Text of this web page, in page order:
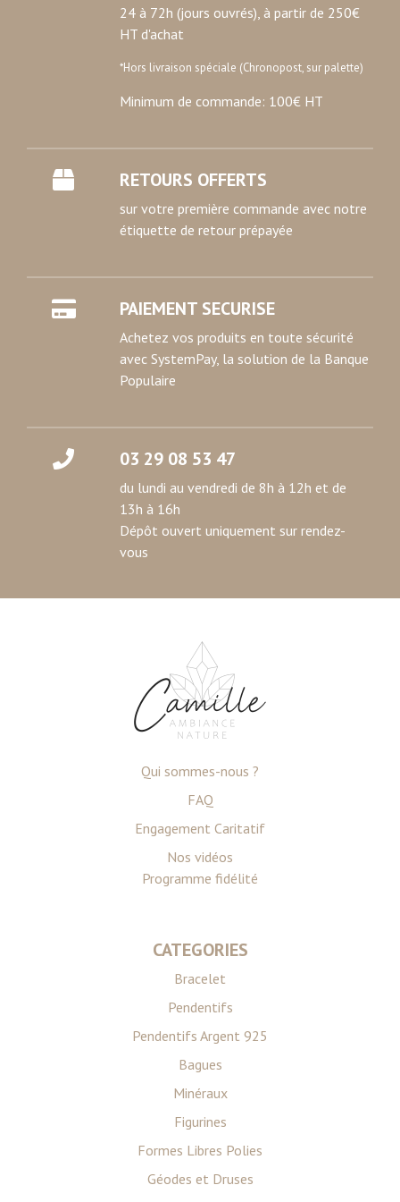
Les cookies nous permettent de personnaliser le contenu
et les annonces, d'offrir des fonctionnalités relatives aux
médias sociaux et d'analyser notre trafic. Nous
notre site avec nos partenaires de médias sociaux, de
avec d'autres informations que vous leur avez fournies
ou qu'ils ont collectées lors de votre utilisation de leurs
services.
24 à 72h (jours ouvrés), à partir de 250€
HT d'achat
*Hors livraison spéciale (Chronopost, sur palette)
Minimum de commande: 100€ HT
RETOURS OFFERTS
sur votre première commande avec notre
étiquette de retour prépayée
PAIEMENT SECURISE
Achetez vos produits en toute sécurité
avec SystemPay, la solution de la Banque
Populaire
03 29 08 53 47
du lundi au vendredi de 8h à 12h et de
13h à 16h
Dépôt ouvert uniquement sur rendez-
vous
Qui sommes-nous ?
FAQ
Engagement Caritatif
Nos vidéos
Programme fidélité
CATEGORIES
Bracelet
Pendentifs
Pendentifs Argent 925
Bagues
Minéraux
Figurines
Formes Libres Polies
Géodes et Druses